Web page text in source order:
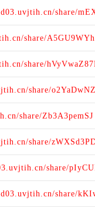
share/
share/
share/
share/
share/Zb3A3pemSJ
share/
share/
share/